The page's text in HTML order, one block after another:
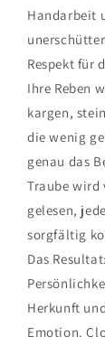
Handarbeit
Respekt für
Ihre Reben
kargen,
die wenig
genau das
Traube wird
gelesen,
sorgfältig
Das
Herkunft
Emotion.